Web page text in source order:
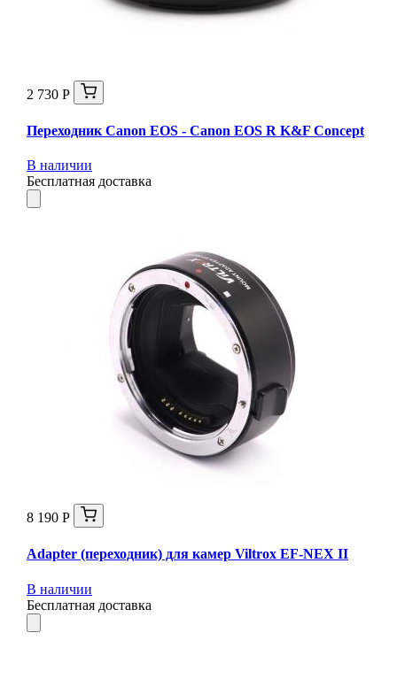
2 730 Р
Переходник Canon EOS - Canon EOS R K&F Concept
В наличии
Бесплатная доставка
8 190 Р
Adapter (переходник) для камер Viltrox EF-NEX II
В наличии
Бесплатная доставка